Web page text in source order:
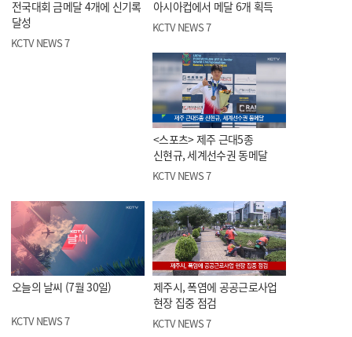
전국대회 금메달 4개에 신기록
달성
KCTV NEWS 7
아시아컵에서 메달 6개 획득
KCTV NEWS 7
<스포츠> 제주 근대5종
신현규, 세계선수권 동메달
KCTV NEWS 7
오늘의 날씨 (7월 30일)
KCTV NEWS 7
제주시, 폭염에 공공근로사업
현장 집중 점검
KCTV NEWS 7